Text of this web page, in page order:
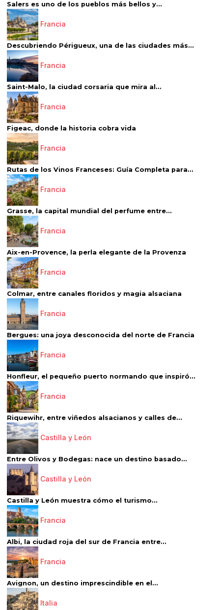
Salers es uno de los pueblos más bellos y...
Francia
Descubriendo Périgueux, una de las ciudades más...
Francia
Saint-Malo, la ciudad corsaria que mira al...
Francia
Figeac, donde la historia cobra vida
Francia
Rutas de los Vinos Franceses: Guía Completa para...
Francia
Grasse, la capital mundial del perfume entre...
Francia
Aix-en-Provence, la perla elegante de la Provenza
Francia
Colmar, entre canales floridos y magia alsaciana
Francia
Bergues: una joya desconocida del norte de Francia
Francia
Honfleur, el pequeño puerto normando que inspiró...
Francia
Riquewihr, entre viñedos alsacianos y calles de...
Castilla y León
Entre Olivos y Bodegas: nace un destino basado...
Castilla y León
Castilla y León muestra cómo el turismo...
Francia
Albi, la ciudad roja del sur de Francia entre...
Francia
Avignon, un destino imprescindible en el...
Italia